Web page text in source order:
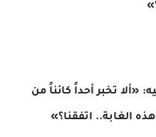
«ألا تخبر أحداً كائناً من
الغابة.. اتفقنا؟»